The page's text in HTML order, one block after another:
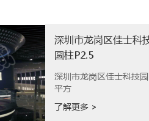
深圳市龙岗区佳士科
圆柱P2.5
深圳市龙岗区佳士科技园
平方
了解更多 >